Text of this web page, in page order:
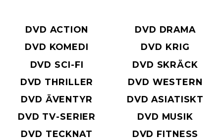
DVD ACTION
DVD DRAMA
DVD KOMEDI
DVD KRIG
DVD SCI-FI
DVD SKRÄCK
DVD THRILLER
DVD WESTERN
DVD ÄVENTYR
DVD ASIATISKT
DVD TV-SERIER
DVD MUSIK
DVD TECKNAT
DVD FITNESS